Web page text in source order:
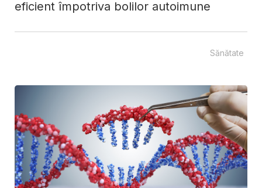
eficient împotriva bolilor autoimune
Sănătate